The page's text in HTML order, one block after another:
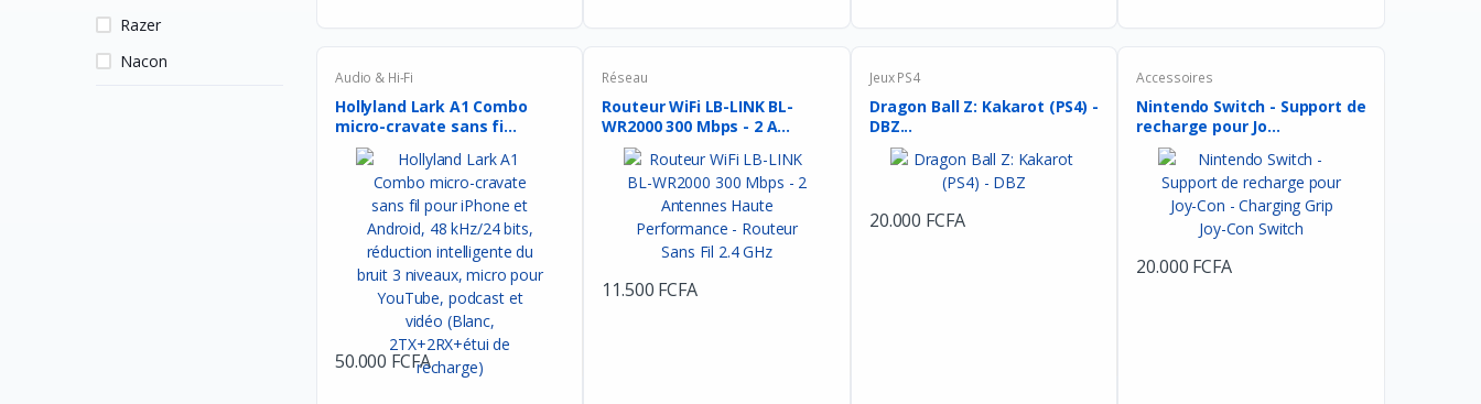
Razer
Nacon
Audio & Hi-Fi
Hollyland Lark A1 Combo
micro-cravate sans fi...
50.000 FCFA
Réseau
Routeur WiFi LB-LINK BL-
WR2000 300 Mbps - 2 A...
11.500 FCFA
Jeux PS4
Dragon Ball Z: Kakarot (PS4) -
DBZ...
20.000 FCFA
Accessoires
Nintendo Switch - Support de
recharge pour Jo...
20.000 FCFA